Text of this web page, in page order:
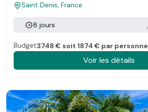
Saint Denis, France
8 jours
Budget3748 € soit 1874 € par personne
Voir les détails